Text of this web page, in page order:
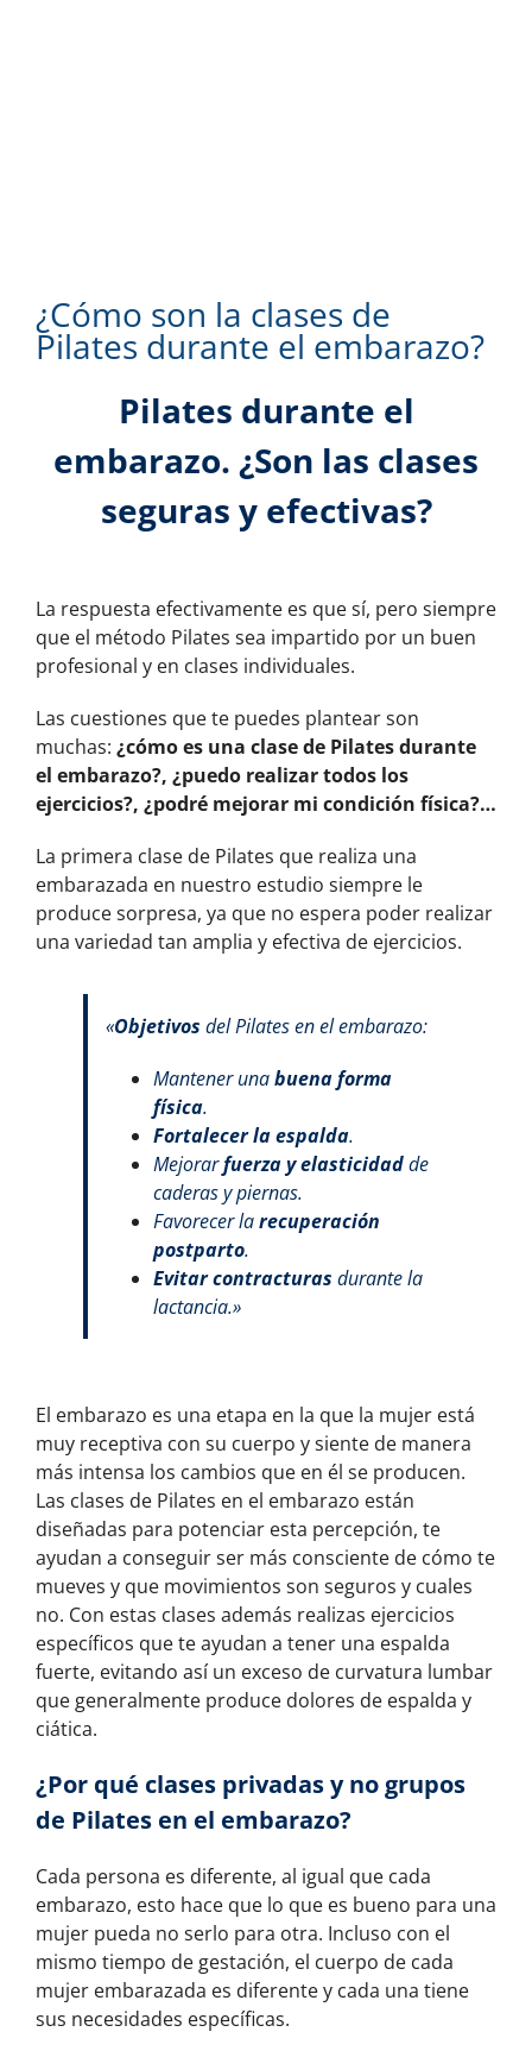
¿Cómo son la clases de
Pilates durante el embarazo?
Pilates durante el
embarazo. ¿Son las clases
seguras y efectivas?
La respuesta efectivamente es que sí, pero siempre
que el método Pilates sea impartido por un buen
profesional y en clases individuales.
Las cuestiones que te puedes plantear son
muchas: ¿cómo es una clase de Pilates durante
el embarazo?, ¿puedo realizar todos los
ejercicios?, ¿podré mejorar mi condición física?…
La primera clase de Pilates que realiza una
embarazada en nuestro estudio siempre le
produce sorpresa, ya que no espera poder realizar
una variedad tan amplia y efectiva de ejercicios.
«Objetivos del Pilates en el embarazo:
Mantener unabuena forma
física.
Fortalecer la espalda.
Mejorarfuerza y elasticidadde
caderas y piernas.
Favorecer larecuperación
postparto.
Evitar contracturas durante la
lactancia.»
El embarazo es una etapa en la que la mujer está
muy receptiva con su cuerpo y siente de manera
más intensa los cambios que en él se producen.
Las clases de Pilates en el embarazo están
diseñadas para potenciar esta percepción, te
ayudan a conseguir ser más consciente de cómo te
mueves y que movimientos son seguros y cuales
no. Con estas clases además realizas ejercicios
específicos que te ayudan a tener una espalda
fuerte, evitando así un exceso de curvatura lumbar
que generalmente produce dolores de espalda y
ciática.
¿Por qué clases privadas y no grupos
de Pilates en el embarazo?
Cada persona es diferente, al igual que cada
embarazo, esto hace que lo que es bueno para una
mujer pueda no serlo para otra. Incluso con el
mismo tiempo de gestación, el cuerpo de cada
mujer embarazada es diferente y cada una tiene
sus necesidades específicas.